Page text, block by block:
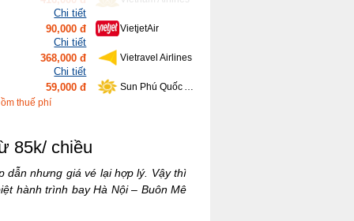
368,000 đ
Chi tiết
Vietravel Airlines
59,000 đ
Chi tiết
Sun Phú Quốc Airways
639,000 đ
Chi tiết
Bamboo Airways
thuế phí
85k/ chiều
dẫn nhưng giá vé lại hợp lý. Vậy thì
hành trình bay Hà Nội – Buôn Mê